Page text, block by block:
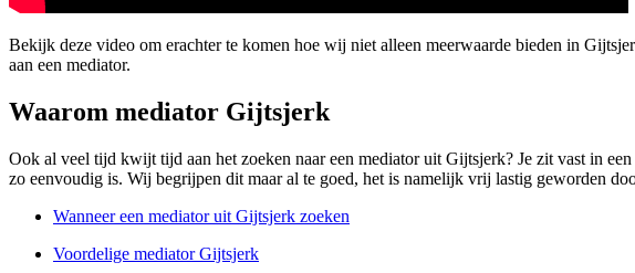
Bekijk deze video om erachter te komen hoe wij niet alleen meerwaarde bieden in
aan een mediator.
Waarom mediator Gijtsjerk
Ook al veel tijd kwijt tijd aan het zoeken naar een mediator uit Gijtsjerk? Je zit vast in
zo eenvoudig is. Wij begrijpen dit maar al te goed, het is namelijk vrij lastig geworden
Wanneer een mediator uit Gijtsjerk zoeken
Voordelige mediator Gijtsjerk